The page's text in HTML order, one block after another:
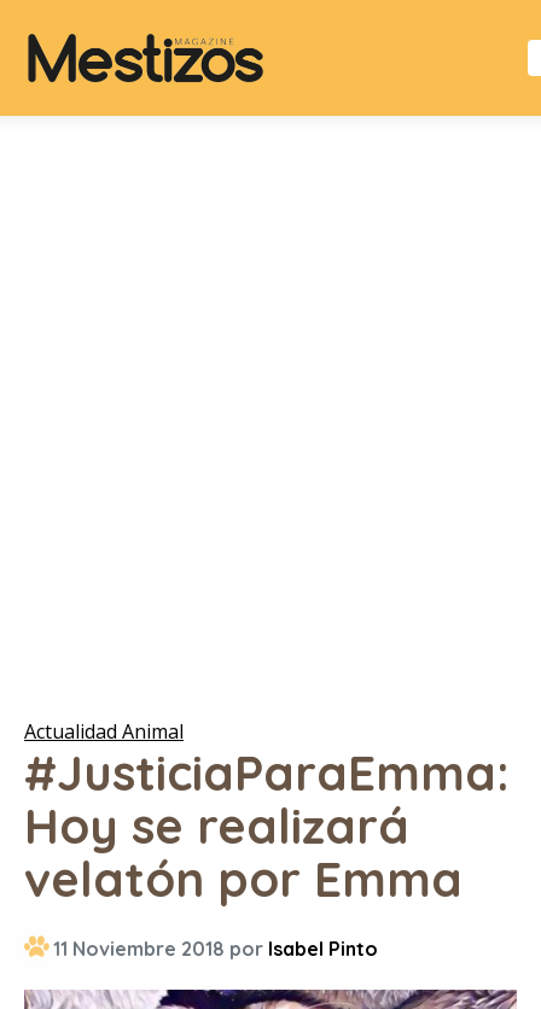
Actualidad Animal
#JusticiaParaEmma:
Hoy se realizará
velatón por Emma
11 Noviembre 2018 por Isabel Pinto